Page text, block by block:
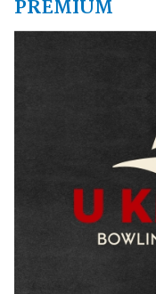
PREMIUM